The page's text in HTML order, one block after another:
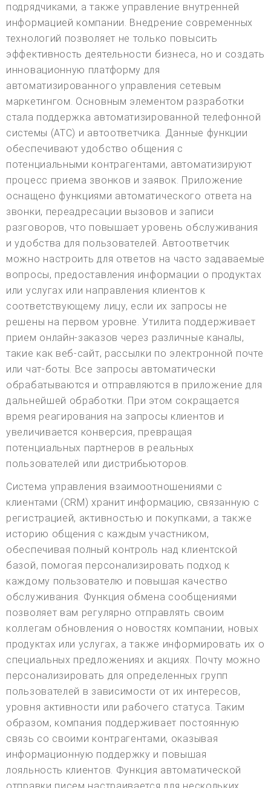
подрядчиками, а также управление внутренней
информацией компании. Внедрение современных
технологий позволяет не только повысить
эффективность деятельности бизнеса, но и создать
инновационную платформу для
автоматизированного управления сетевым
маркетингом. Основным элементом разработки
стала поддержка автоматизированной телефонной
системы (АТС) и автоответчика. Данные функции
обеспечивают удобство общения с
потенциальными контрагентами, автоматизируют
процесс приема звонков и заявок. Приложение
оснащено функциями автоматического ответа на
звонки, переадресации вызовов и записи
разговоров, что повышает уровень обслуживания
и удобства для пользователей. Автоответчик
можно настроить для ответов на часто задаваемые
вопросы, предоставления информации о продуктах
или услугах или направления клиентов к
соответствующему лицу, если их запросы не
решены на первом уровне. Утилита поддерживает
прием онлайн-заказов через различные каналы,
такие как веб-сайт, рассылки по электронной почте
или чат-боты. Все запросы автоматически
обрабатываются и отправляются в приложение для
дальнейшей обработки. При этом сокращается
время реагирования на запросы клиентов и
увеличивается конверсия, превращая
потенциальных партнеров в реальных
пользователей или дистрибьюторов.
Система управления взаимоотношениями с
клиентами (CRM) хранит информацию, связанную с
регистрацией, активностью и покупками, а также
историю общения с каждым участником,
обеспечивая полный контроль над клиентской
базой, помогая персонализировать подход к
каждому пользователю и повышая качество
обслуживания. Функция обмена сообщениями
позволяет вам регулярно отправлять своим
коллегам обновления о новостях компании, новых
продуктах или услугах, а также информировать их о
специальных предложениях и акциях. Почту можно
персонализировать для определенных групп
пользователей в зависимости от их интересов,
уровня активности или рабочего статуса. Таким
образом, компания поддерживает постоянную
связь со своими контрагентами, оказывая
информационную поддержку и повышая
лояльность клиентов. Функция автоматической
отправки писем настраивается для нескольких